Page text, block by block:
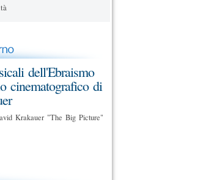
dell'Ebraismo
cinematografico di
Krakauer "The Big Picture"